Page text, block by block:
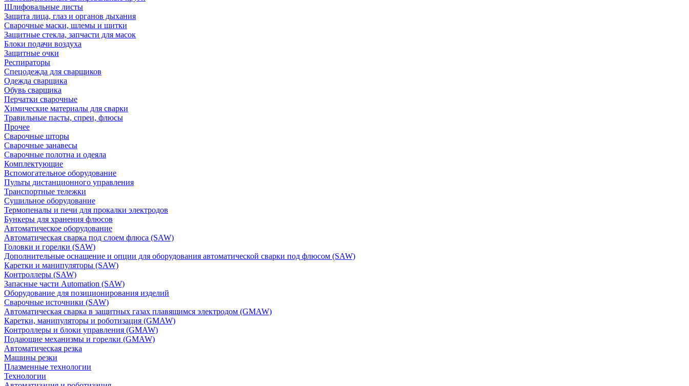
Шлифовальные листы
Защита лица, глаз и органов дыхания
Сварочные маски, шлемы и щитки
Защитные стекла, запчасти для масок
Блоки подачи воздуха
Защитные очки
Респираторы
Спецодежда для сварщиков
Одежда сварщика
Обувь сварщика
Перчатки сварочные
Химические материалы для сварки
Травильные пасты, спреи, флюсы
Прочее
Сварочные шторы
Сварочные занавесы
Сварочные полотна и одеяла
Комплектующие
Вспомогательное оборудование
Пульты дистанционного управления
Транспортные тележки
Сушильное оборудование
Термопеналы и печи для прокалки электродов
Бункеры для хранения флюсов
Автоматическое оборудование
Автоматическая сварка под слоем флюса (SAW)
Головки и горелки (SAW)
Дополнительные оснащение и опции для оборудования автоматической сварки под флюсом (SAW)
Каретки и манипуляторы (SAW)
Контроллеры (SAW)
Запасные части Automation (SAW)
Оборудование для позиционирования изделий
Сварочные источники (SAW)
Автоматическая сварка в защитных газах плавящимся электродом (GMAW)
Каретки, манипуляторы и роботизация (GMAW)
Контроллеры и блоки управления (GMAW)
Подающие механизмы и горелки (GMAW)
Автоматическая резка
Машины резки
Плазменные технологии
Технологии